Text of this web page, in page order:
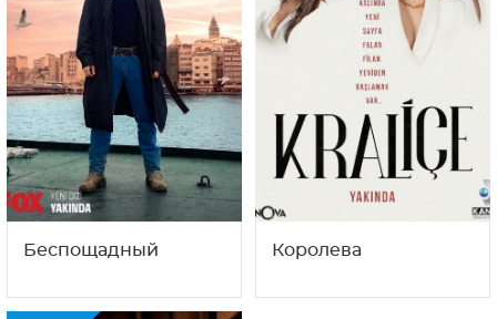
Беспощадный Королева